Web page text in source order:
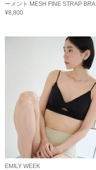
ーメント MESH FINE STRAP BRA
¥8,800
EMILY WEEK